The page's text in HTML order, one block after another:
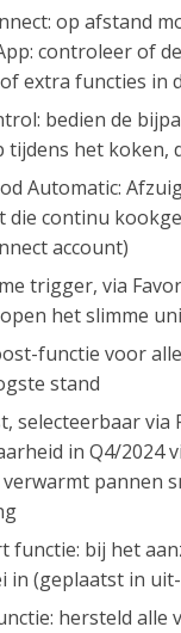
op afstand
controleer of
extra functies in
bedien de
tijdens het koken,
Automatic:
die continu
account)
trigger, via
het slimme
functie voor
stand
selecteerbaar
in Q4/2024
verwarmt pannen
functie: bij het
in (geplaatst in
hersteld alle